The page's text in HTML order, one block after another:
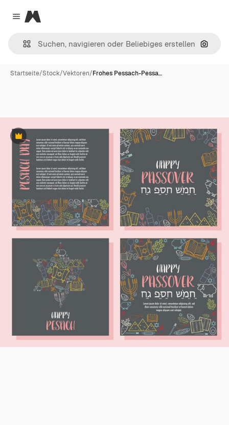
Close menu
Magnific
Nach
Startseite/Stock/Vektoren/Frohes Pessach-Pessa…
Premium